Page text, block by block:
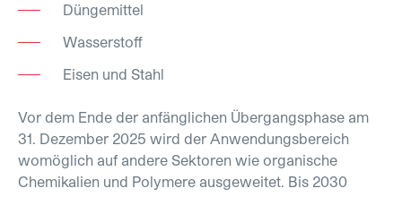
Düngemittel
Wasserstoff
Eisen und Stahl
Vor dem Ende der anfänglichen Übergangsphase am
31. Dezember 2025 wird der Anwendungsbereich
womöglich auf andere Sektoren wie organische
Chemikalien und Polymere ausgeweitet. Bis 2030